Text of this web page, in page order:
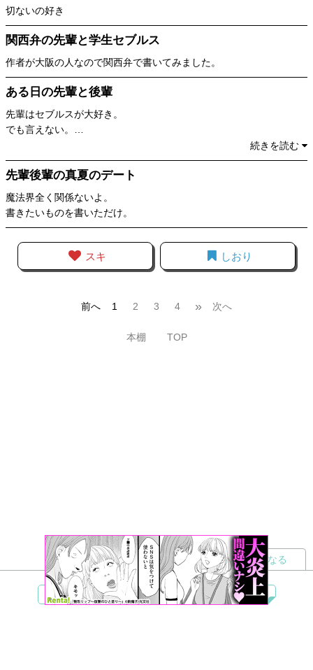
切ないの好き
関西弁の先輩と学生セブルス
作者が大阪の人なので関西弁で書いてみました。
ある日の先輩と後輩
先輩はセブルスが大好き。
でも言えない。
続きを読む
先輩後輩の真夏のデート
魔法界全く関係ないよ。
書きたいものを書いただけ。
スキ しおり
前へ 1 2 3 4 » 次へ
本棚 TOP
夢小説 ツイステ R18 鬼滅の刃 BL
読者になる